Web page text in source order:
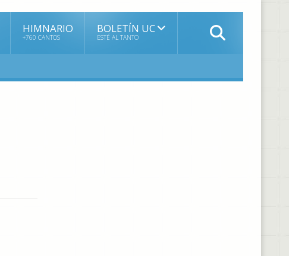
HIMNARIO
+760 CANTOS
BOLETÍN UC
ESTÉ AL TANTO